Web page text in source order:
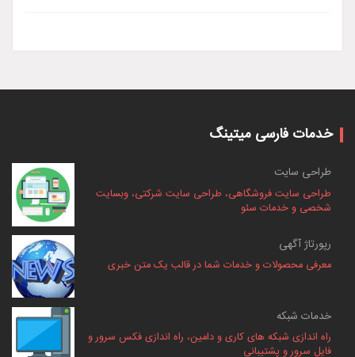
خدمات فارسی میتینگ
طراحی سایت
طراحی سایت فروشگاهی، طراحی سایت شرکتی، وبسایت
شخصی و خدمات سئو
رپورتاژ آگهی
معرفی محصولات و خدمات شما در قالب یک متن خبری
خدمات شبکه
راه اندازی شبکه های کاری و دامین، راه اندازی فکس سرور و
فایل سرور و پشتیبانی